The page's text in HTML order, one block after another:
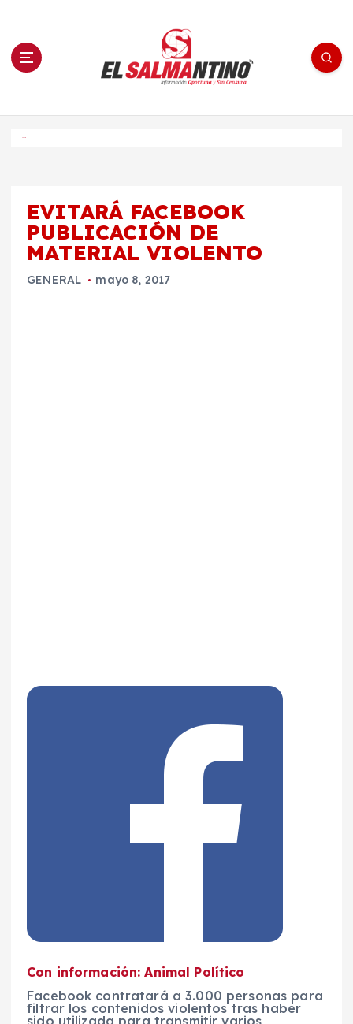
n El Salmantino - medios/noticias/editorial
EVITARÁ FACEBOOK
PUBLICACIÓN DE
MATERIAL VIOLENTO
GENERAL mayo 8, 2017
Con información: Animal Político
Facebook contratará a 3.000 personas para
filtrar los contenidos violentos tras haber
sido utilizada para transmitir varios